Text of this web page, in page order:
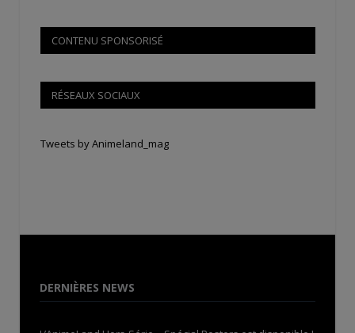
CONTENU SPONSORISÉ
RÉSEAUX SOCIAUX
Tweets by Animeland_mag
DERNIÈRES NEWS